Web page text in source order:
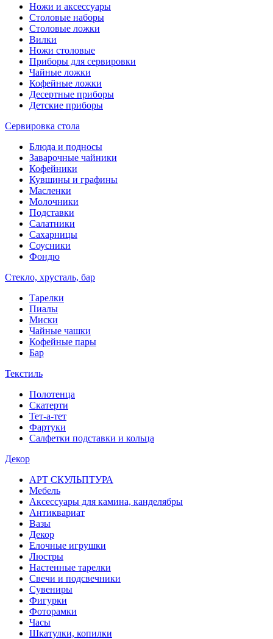
Ножи и аксессуары
Столовые наборы
Столовые ложки
Вилки
Ножи столовые
Приборы для сервировки
Чайные ложки
Кофейные ложки
Десертные приборы
Детские приборы
Сервировка стола
Блюда и подносы
Заварочные чайники
Кофейники
Кувшины и графины
Масленки
Молочники
Подставки
Салатники
Сахарницы
Соусники
Фондю
Стекло, хрусталь, бар
Тарелки
Пиалы
Миски
Чайные чашки
Кофейные пары
Бар
Текстиль
Полотенца
Скатерти
Тет-а-тет
Фартуки
Салфетки подставки и кольца
Декор
АРТ СКУЛЬПТУРА
Мебель
Аксессуары для камина, канделябры
Антиквариат
Вазы
Декор
Елочные игрушки
Люстры
Настенные тарелки
Свечи и подсвечники
Сувениры
Фигурки
Фоторамки
Часы
Шкатулки, копилки